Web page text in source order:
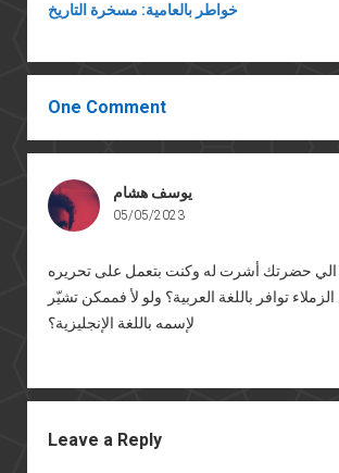
خواطر بالعامية: مسخرة التاريخ
One Comment
يوسف هشام
05/05/2023
الي حضرتك أشرت له وكنت بتعمل على تحريره
توافر باللغة العربية؟ ولو لأ فممكن تشيّر
لإسمه باللغة الإنجليزية؟
Leave a Reply